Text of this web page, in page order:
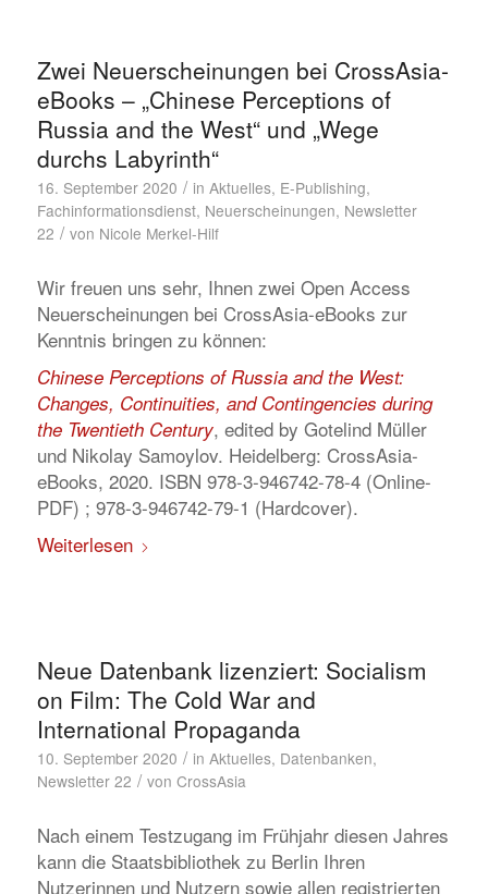
Zwei Neuerscheinungen bei CrossAsia-
eBooks – „Chinese Perceptions of
Russia and the West“ und „Wege
durchs Labyrinth“
16. September 2020 / in Aktuelles, E-Publishing,
Fachinformationsdienst, Neuerscheinungen, Newsletter
22 / von Nicole Merkel-Hilf
Wir freuen uns sehr, Ihnen zwei Open Access
Neuerscheinungen bei CrossAsia-eBooks zur
Kenntnis bringen zu können:
Chinese Perceptions of Russia and the West:
Changes, Continuities, and Contingencies during
the Twentieth Century, edited by Gotelind Müller
und Nikolay Samoylov. Heidelberg: CrossAsia-
eBooks, 2020. ISBN 978-3-946742-78-4 (Online-
PDF) ; 978-3-946742-79-1 (Hardcover).
Weiterlesen
Neue Datenbank lizenziert: Socialism
on Film: The Cold War and
International Propaganda
10. September 2020 / in Aktuelles, Datenbanken,
Newsletter 22 / von CrossAsia
Nach einem Testzugang im Frühjahr diesen Jahres
kann die Staatsbibliothek zu Berlin Ihren
Nutzerinnen und Nutzern sowie allen registrierten